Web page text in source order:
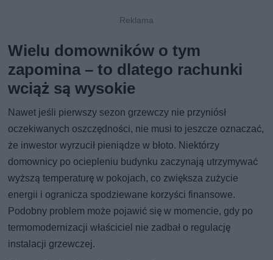
Wielu domowników o tym
zapomina – to dlatego rachunki
wciąż są wysokie
Nawet jeśli pierwszy sezon grzewczy nie przyniósł
oczekiwanych oszczędności, nie musi to jeszcze oznaczać,
że inwestor wyrzucił pieniądze w błoto. Niektórzy
domownicy po ociepleniu budynku zaczynają utrzymywać
wyższą temperaturę w pokojach, co zwiększa zużycie
energii i ogranicza spodziewane korzyści finansowe.
Podobny problem może pojawić się w momencie, gdy po
termomodernizacji właściciel nie zadbał o regulację
instalacji grzewczej.